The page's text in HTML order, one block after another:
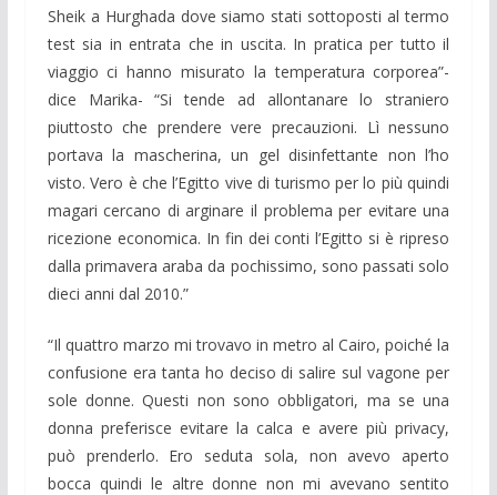
Sheik a Hurghada dove siamo stati sottoposti al termo
test sia in entrata che in uscita. In pratica per tutto il
viaggio ci hanno misurato la temperatura corporea”-
dice Marika- “Si tende ad allontanare lo straniero
piuttosto che prendere vere precauzioni. Lì nessuno
portava la mascherina, un gel disinfettante non l’ho
visto. Vero è che l’Egitto vive di turismo per lo più quindi
magari cercano di arginare il problema per evitare una
ricezione economica. In fin dei conti l’Egitto si è ripreso
dalla primavera araba da pochissimo, sono passati solo
dieci anni dal 2010.”
“Il quattro marzo mi trovavo in metro al Cairo, poiché la
confusione era tanta ho deciso di salire sul vagone per
sole donne. Questi non sono obbligatori, ma se una
donna preferisce evitare la calca e avere più privacy,
può prenderlo. Ero seduta sola, non avevo aperto
bocca quindi le altre donne non mi avevano sentito